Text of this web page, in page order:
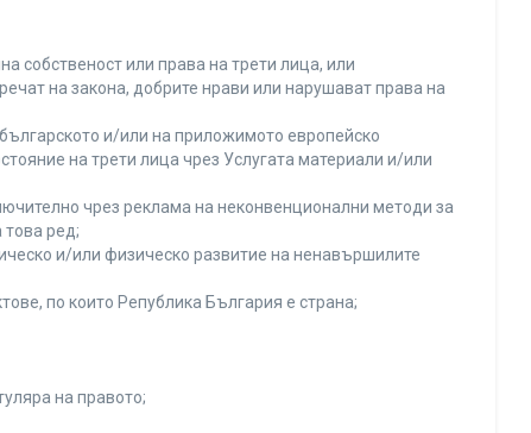
собственост или права на трети лица, или
на закона, добрите нрави или нарушават права на
и/или на приложимото европейско
на трети лица чрез Услугата материали и/или
чрез реклама на неконвенционални методи за
това ред;
и/или физическо развитие на ненавършилите
по които Република България е страна;
на правото;